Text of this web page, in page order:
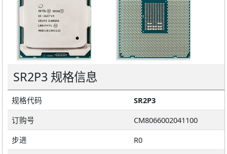
SR2P3 规格信息
规格代码
SR2P3
订购号
CM8066002041100
步进
R0